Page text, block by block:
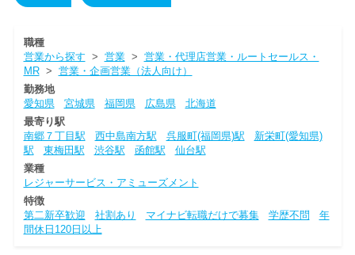
職種
営業から探す > 営業> 営業・代理店営業・ルートセールス・
MR> 営業・企画営業（法人向け）
勤務地
愛知県
宮城県 福岡県 広島県
北海道
最寄り駅
南郷７丁目駅
西中島南方駅 呉服町(福岡県)駅
新栄町(愛知県)
駅
東梅田駅 渋谷駅 函館駅
仙台駅
業種
レジャーサービス・アミューズメント
特徴
第二新卒歓迎
社割あり マイナビ転職だけで募集 学歴不問
年
間休日120日以上